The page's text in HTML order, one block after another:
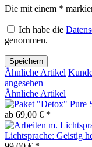
Die mit einem *
Ich habe die
genommen.
Speichern
Ähnliche Artikel
angesehen
Ähnliche Artikel
ab 69,00 € *
Lichtsprache: Geistig